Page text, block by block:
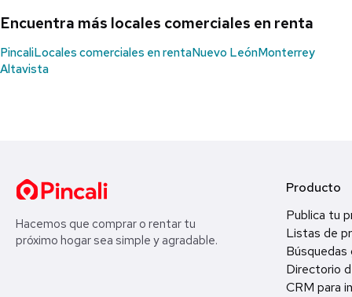
Encuentra más locales comerciales en renta
PincaliLocales comerciales en rentaNuevo LeónMonterrey
Altavista
Hacemos que comprar o rentar tu
próximo hogar sea simple y agradable.
Producto
Publica tu
Listas de
Búsquedas
Directorio
CRM para